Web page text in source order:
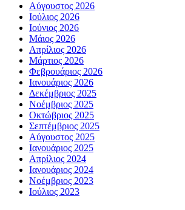
Αύγουστος 2026
Ιούλιος 2026
Ιούνιος 2026
Μάιος 2026
Απρίλιος 2026
Μάρτιος 2026
Φεβρουάριος 2026
Ιανουάριος 2026
Δεκέμβριος 2025
Νοέμβριος 2025
Οκτώβριος 2025
Σεπτέμβριος 2025
Αύγουστος 2025
Ιανουάριος 2025
Απρίλιος 2024
Ιανουάριος 2024
Νοέμβριος 2023
Ιούλιος 2023